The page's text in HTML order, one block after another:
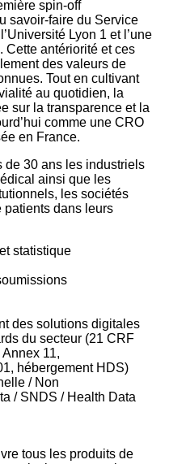
spin-off
savoir-faire du Service
Lyon 1 et l’une
Cette antériorité et ces
des valeurs de
Tout en cultivant
au quotidien, la
sur la transparence et la
comme une CRO
en France.
de 30 ans les industriels
ainsi que les
les sociétés
patients dans leurs
statistique
des solutions digitales
du secteur (21 CRF
11,
hébergement HDS)
/ Non
/ SNDS / Health Data
tous les produits de